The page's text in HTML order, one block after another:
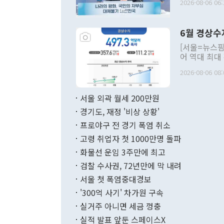
발언 중에는
주의적 희망
관의 대북
관 부처 장
관의 무리한
다. [정동영 통일부 장관이 지난달 23일 오후 서울 종로구 정부서울청사에
무너졌다고
함께 4자 대
2026-08-06
6월 경상
[서울=뉴스
어 역대 최
료=한국은행] 한국은행이 6일 발표한 '2026년 6월 국제수지(잠정)'
며 월간 기
196.9% 급
수출은
2026-08-06
서울 외곽 월세 200만원
경기도, 재정 '비상 상황'
프로야구 전 경기 폭염 취소
고령 취업자 첫 1000만명 돌파
화물선 운임 3주만에 최고
검찰 수사권, 72년만에 막 내려
서울 첫 폭염중대경보
'300억 사기' 차가원 구속
실거주 아니면 세금 껑충
실적 발표 앞둔 스페이스X